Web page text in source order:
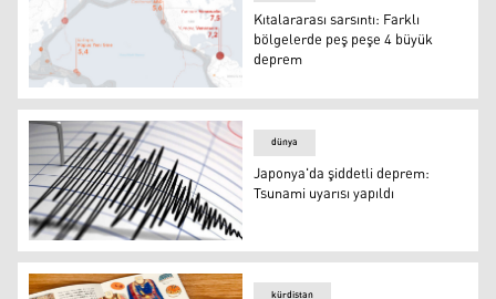
Kıtalararası sarsıntı: Farklı bölgelerde peş peşe 4
Kıtalararası sarsıntı: Farklı
bölgelerde peş peşe 4 büyük
deprem
Japonya'da şiddetli deprem: Tsunami uyarısı yapıldı
dünya
Japonya'da şiddetli deprem:
Tsunami uyarısı yapıldı